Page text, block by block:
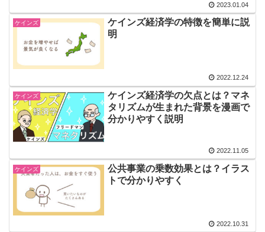
2023.01.04
ケインズ
ケインズ経済学の特徴を簡単に説
明
2022.12.24
ケインズ
ケインズ経済学の欠点とは？マネ
タリズムが生まれた背景を漫画で
分かりやすく説明
2022.11.05
ケインズ
公共事業の乗数効果とは？イラス
トで分かりやすく
2022.10.31